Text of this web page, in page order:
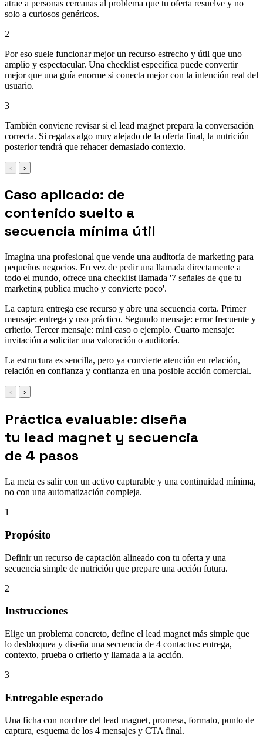
atrae a personas cercanas al problema que tu oferta resuelve y no
solo a curiosos genéricos.
2
Por eso suele funcionar mejor un recurso estrecho y útil que uno
amplio y espectacular. Una checklist específica puede convertir
mejor que una guía enorme si conecta mejor con la intención real del
usuario.
3
También conviene revisar si el lead magnet prepara la conversación
correcta. Si regalas algo muy alejado de la oferta final, la nutrición
posterior tendrá que rehacer demasiado contexto.
‹ ›
Caso aplicado: de
contenido suelto a
secuencia mínima útil
Imagina una profesional que vende una auditoría de marketing para
pequeños negocios. En vez de pedir una llamada directamente a
todo el mundo, ofrece una checklist llamada '7 señales de que tu
marketing publica mucho y convierte poco'.
La captura entrega ese recurso y abre una secuencia corta. Primer
mensaje: entrega y uso práctico. Segundo mensaje: error frecuente y
criterio. Tercer mensaje: mini caso o ejemplo. Cuarto mensaje:
invitación a solicitar una valoración o auditoría.
La estructura es sencilla, pero ya convierte atención en relación,
relación en confianza y confianza en una posible acción comercial.
‹ ›
Práctica evaluable: diseña
tu lead magnet y secuencia
de 4 pasos
La meta es salir con un activo capturable y una continuidad mínima,
no con una automatización compleja.
1
Propósito
Definir un recurso de captación alineado con tu oferta y una
secuencia simple de nutrición que prepare una acción futura.
2
Instrucciones
Elige un problema concreto, define el lead magnet más simple que
lo desbloquea y diseña una secuencia de 4 contactos: entrega,
contexto, prueba o criterio y llamada a la acción.
3
Entregable esperado
Una ficha con nombre del lead magnet, promesa, formato, punto de
captura, esquema de los 4 mensajes y CTA final.